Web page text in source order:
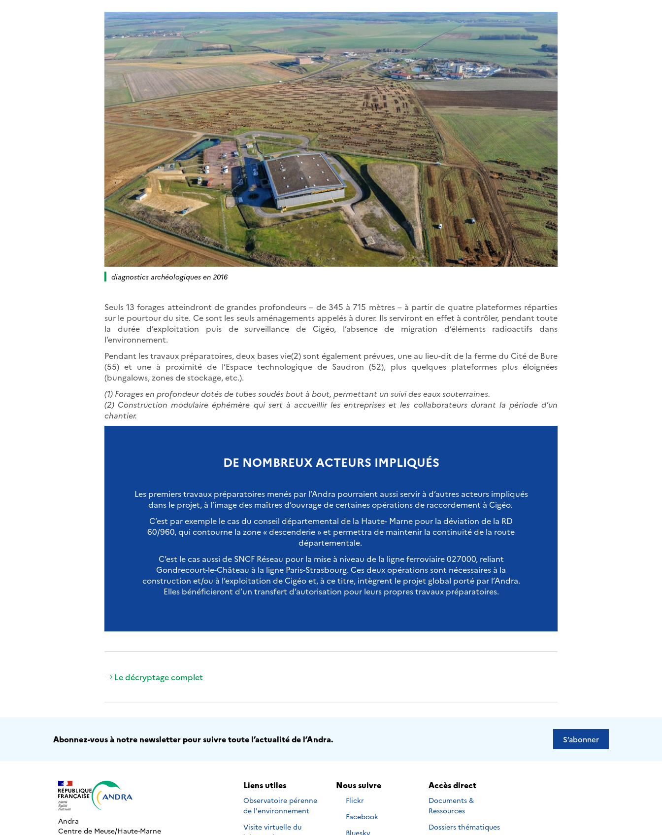
diagnostics archéologiques en 2016
Seuls 13 forages atteindront de grandes profondeurs – de 345 à 715 mètres – à partir de quatre plateformes réparties
sur le pourtour du site. Ce sont les seuls aménagements appelés à durer. Ils serviront en effet à contrôler, pendant toute
la durée d’exploitation puis de surveillance de Cigéo, l’absence de migration d’éléments radioactifs dans
l’environnement.
Pendant les travaux préparatoires, deux bases vie(2) sont également prévues, une au lieu-dit de la ferme du Cité de Bure
(55) et une à proximité de l’Espace technologique de Saudron (52), plus quelques plateformes plus éloignées
(bungalows, zones de stockage, etc.).
(1) Forages en profondeur dotés de tubes soudés bout à bout, permettant un suivi des eaux souterraines.
(2) Construction modulaire éphémère qui sert à accueillir les entreprises et les collaborateurs durant la période d’un
chantier.
DE NOMBREUX ACTEURS IMPLIQUÉS
Les premiers travaux préparatoires menés par l’Andra pourraient aussi servir à d’autres acteurs impliqués
dans le projet, à l’image des maîtres d’ouvrage de certaines opérations de raccordement à Cigéo.
C’est par exemple le cas du conseil départemental de la Haute- Marne pour la déviation de la RD
60/960, qui contourne la zone « descenderie » et permettra de maintenir la continuité de la route
départementale.
C’est le cas aussi de SNCF Réseau pour la mise à niveau de la ligne ferroviaire 027000, reliant
Gondrecourt-le-Château à la ligne Paris-Strasbourg. Ces deux opérations sont nécessaires à la
construction et/ou à l’exploitation de Cigéo et, à ce titre, intègrent le projet global porté par l’Andra.
Elles bénéficieront d’un transfert d’autorisation pour leurs propres travaux préparatoires.
Le décryptage complet
Abonnez-vous à notre newsletter pour suivre toute l’actualité de l’Andra. S’abonner
Andra
Centre de Meuse/Haute-Marne
Liens utiles
Observatoire pérenne
de l'environnement
Visite virtuelle du
Nous suivre
Nous
sur
Flickr
Nous
Facebook
Nous
Bluesky
Accès direct
Documents &
Ressources
Dossiers thématiques